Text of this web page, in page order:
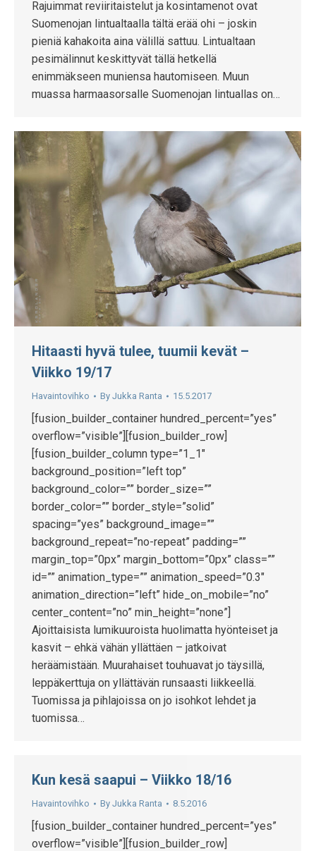
Rajuimmat reviiritaistelut ja kosintamenot ovat
Suomenojan lintualtaalla tältä erää ohi – joskin
pieniä kahakoita aina välillä sattuu. Lintualtaan
pesimälinnut keskittyvät tällä hetkellä
enimmäkseen muniensa hautomiseen. Muun
muassa harmaasorsalle Suomenojan lintuallas on…
Hitaasti hyvä tulee, tuumii kevät –
Viikko 19/17
Havaintovihko By Jukka Ranta 15.5.2017
[fusion_builder_container hundred_percent=”yes”
overflow=”visible”][fusion_builder_row]
[fusion_builder_column type=”1_1″
background_position=”left top”
background_color=”” border_size=””
border_color=”” border_style=”solid”
spacing=”yes” background_image=””
background_repeat=”no-repeat” padding=””
margin_top=”0px” margin_bottom=”0px” class=””
id=”” animation_type=”” animation_speed=”0.3″
animation_direction=”left” hide_on_mobile=”no”
center_content=”no” min_height=”none”]
Ajoittaisista lumikuuroista huolimatta hyönteiset ja
kasvit – ehkä vähän yllättäen – jatkoivat
heräämistään. Muurahaiset touhuavat jo täysillä,
leppäkerttuja on yllättävän runsaasti liikkeellä.
Tuomissa ja pihlajoissa on jo isohkot lehdet ja
tuomissa…
Kun kesä saapui – Viikko 18/16
Havaintovihko By Jukka Ranta 8.5.2016
[fusion_builder_container hundred_percent=”yes”
overflow=”visible”][fusion_builder_row]